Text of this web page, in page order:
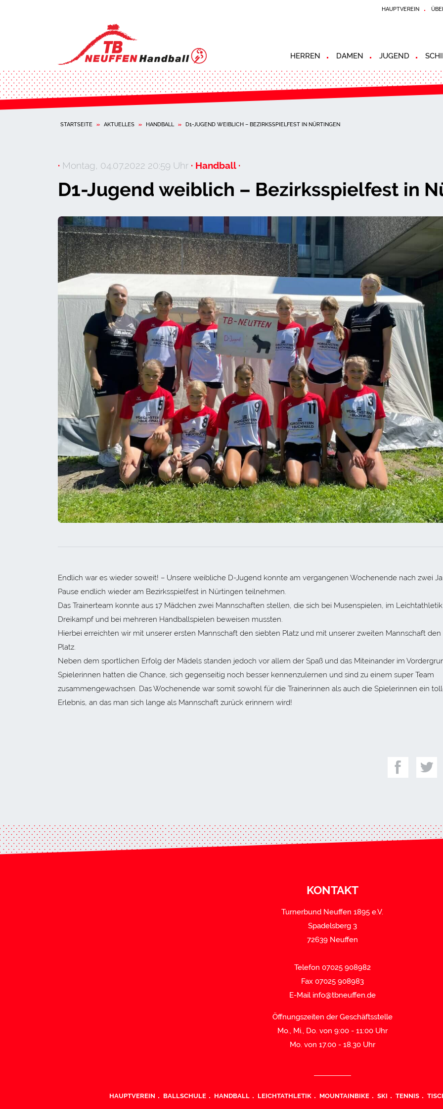
HAUPTVEREIN
HERREN DAMEN JUGEND
STARTSEITE » AKTUELLES » HANDBALL » D1-JUGEND WEIBLICH – BEZIRKSSPIELFEST IN NÜRTINGEN
· Montag, 04.07.2022 20:59 Uhr · Handball ·
D1-Jugend weiblich – Bezirksspielfest in
Endlich war es wieder soweit! – Unsere weibliche D-Jugend konnte am vergangenen Wochenende nach zwei
Pause endlich wieder am Bezirksspielfest in Nürtingen teilnehmen.
Das Trainerteam konnte aus 17 Mädchen zwei Mannschaften stellen, die sich bei Musenspielen, im Leichtathletik
Dreikampf und bei mehreren Handballspielen beweisen mussten.
Hierbei erreichten wir mit unserer ersten Mannschaft den siebten Platz und mit unserer zweiten Mannschaft den
Platz.
Neben dem sportlichen Erfolg der Mädels standen jedoch vor allem der Spaß und das Miteinander im
Spielerinnen hatten die Chance, sich gegenseitig noch besser kennenzulernen und sind zu einem super Team
zusammengewachsen. Das Wochenende war somit sowohl für die Trainerinnen als auch die Spielerinnen ein
Erlebnis, an das man sich lange als Mannschaft zurück erinnern wird!
KONTAKT
Turnerbund Neuffen 1895 e.V.
Spadelsberg 3
72639 Neuffen
Telefon 07025 908982
Fax 07025 908983
E-Mail info@tbneuffen.de
Öffnungszeiten der Geschäftsstelle
Mo., Mi., Do. von 9:00 - 11:00 Uhr
Mo. von 17.00 - 18.30 Uhr
HAUPTVEREIN BALLSCHULE HANDBALL LEICHTATHLETIK MOUNTAINBIKE SKI TENNIS